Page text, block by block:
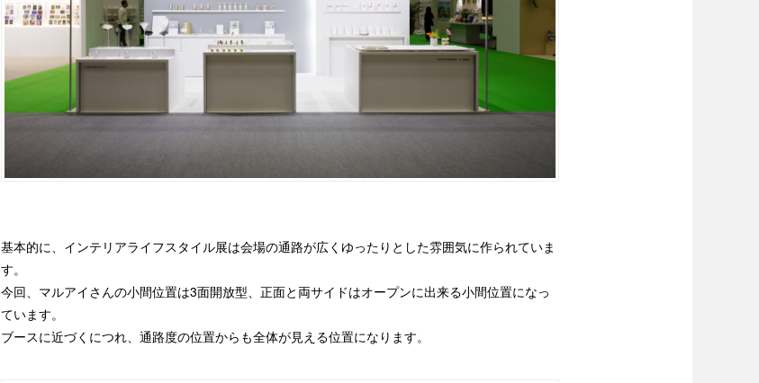
基本的に、インテリアライフスタイル展は会場の通路が広くゆったりとした雰囲気に作られていま
す。
今回、マルアイさんの小間位置は3面開放型、正面と両サイドはオープンに出来る小間位置になっ
ています。
ブースに近づくにつれ、通路度の位置からも全体が見える位置になります。